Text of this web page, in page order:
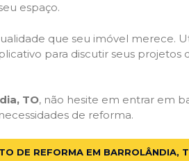
espaço.
que seu imóvel merece.
para discutir seus
TO, não hesite em entrar em
de reforma.
DE REFORMA EM BARROLÂNDIA,